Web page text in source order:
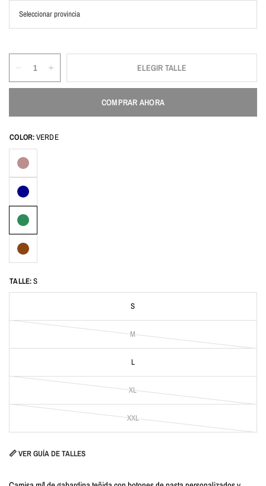
ELEGIR TALLE
COMPRAR AHORA
COLOR:VERDE
TALLE:S
S
M
L
XL
XXL
📏 VER GUÍA DE TALLES